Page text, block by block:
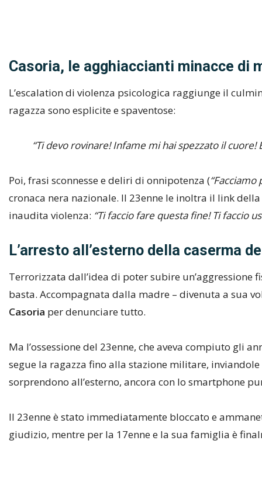
Casoria, le agghiaccianti minacce di
L’escalation di violenza psicologica raggiunge il
ragazza sono esplicite e spaventose:
“Ti devo rovinare! Infame mi hai spezzato il
Poi, frasi sconnesse e deliri di onnipotenza (“Facciamo
cronaca nera nazionale. Il 23enne le inoltra il link
inaudita violenza: “Ti faccio fare questa fine! Ti faccio
L’arresto all’esterno della caserma
Terrorizzata dall’idea di poter subire un’aggressione
basta. Accompagnata dalla madre – divenuta a sua
Casoria per denunciare tutto.
Ma l’ossessione del 23enne, che aveva compiuto gli
segue la ragazza fino alla stazione militare,
sorprendono all’esterno, ancora con lo smartphone
Il 23enne è stato immediatamente bloccato e
giudizio, mentre per la 17enne e la sua famiglia è